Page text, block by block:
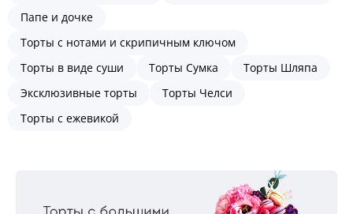
Папе и дочке
Торты с нотами и скрипичным ключом
Торты в виде суши
Торты Сумка
Торты Шляпа
Эксклюзивные торты
Торты Челси
Торты с ежевикой